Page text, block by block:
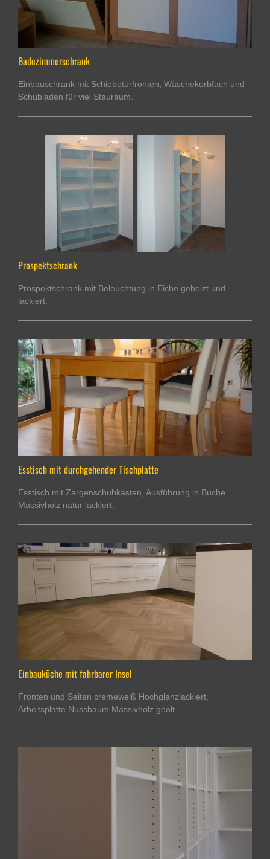
Badezimmerschrank
Einbauschrank mit Schiebetürfronten, Wäschekorbfach und
Schubladen für viel Stauraum.
Prospektschrank
Prospektschrank mit Beleuchtung in Eiche gebeizt und
lackiert.
Esstisch mit durchgehender Tischplatte
Esstisch mit Zargenschubkästen, Ausführung in Buche
Massivholz natur lackiert.
Einbauküche mit fahrbarer Insel
Fronten und Seiten cremeweiß Hochglanzlackiert,
Arbeitsplatte Nussbaum Massivholz geölt.